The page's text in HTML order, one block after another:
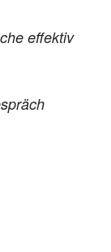
effektiv